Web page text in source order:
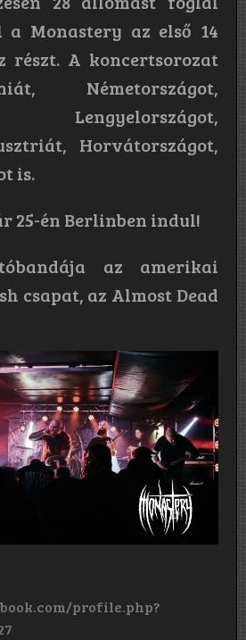
a Monastery az első 14
részt. A koncertsorozat
Németországot,
Lengyelországot,
Horvátországot,
is.
25-én Berlinben indul!
az amerikai
csapat, az Almost Dead
profile.php?